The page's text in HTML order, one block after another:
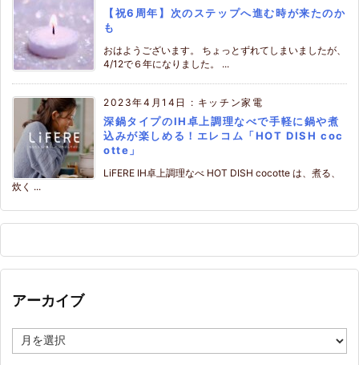
【祝6周年】次のステップへ進む時が来たのか
も
おはようございます。 ちょっとずれてしまいましたが、
4/12で６年になりました。 ...
2023年4月14日 : キッチン家電
深鍋タイプのIH卓上調理なべで手軽に鍋や煮
込みが楽しめる！エレコム「HOT DISH coc
otte」
LiFERE IH卓上調理なべ HOT DISH cocotte は、煮る、
炊く ...
アーカイブ
ー